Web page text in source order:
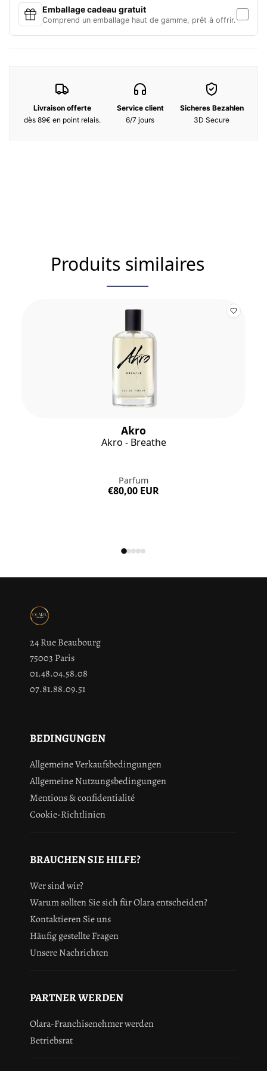
Notes de tête : Café, Citron
Notes de cœur : Cardamome
Notes de fond : Vétiver
Citral, Linalool, Geraniol
Emballage cadeau gratuit
Comprend un emballage haut de gamme, prêt à offrir.
Livraison offerte
dès 89€ en point relais.
Service client
6/7 jours
Sicheres Bezahlen
3D Secure
Produits similaires
Akro
Akro - Breathe
Parfum
€80,00 EUR
24 Rue Beaubourg
75003 Paris
01.48.04.58.08
07.81.88.09.51
BEDINGUNGEN
Allgemeine Verkaufsbedingungen
Allgemeine Nutzungsbedingungen
Mentions & confidentialité
Cookie-Richtlinien
BRAUCHEN SIE HILFE?
Wer sind wir?
Warum sollten Sie sich für Olara entscheiden?
Kontaktieren Sie uns
Häufig gestellte Fragen
Unsere Nachrichten
PARTNER WERDEN
Olara-Franchisenehmer werden
Betriebsrat